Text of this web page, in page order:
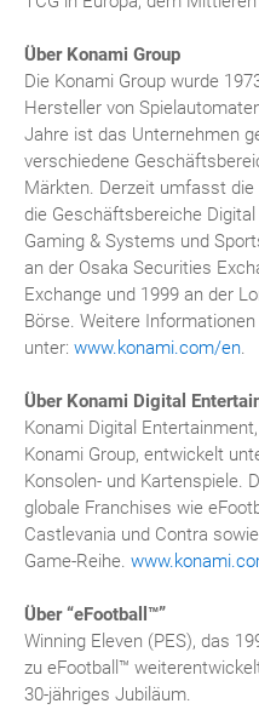
Über Konami Group
Die Konami Group wurde
Hersteller von
Jahre ist das Unternehmen
verschiedene
Märkten. Derzeit umfasst die
die Geschäftsbereiche
Gaming & Systems und
an der Osaka Securities
Exchange und 1999 an der
Börse. Weitere
unter: www.konami.com/en.
Über Konami Digital
Konami Digital
Konami Group, entwickelt
Konsolen- und Kartenspiele.
globale Franchises wie
Castlevania und Contra
Game-Reihe.
Über “eFootball™”
Winning Eleven (PES), das
zu eFootball™
30-jähriges Jubiläum.